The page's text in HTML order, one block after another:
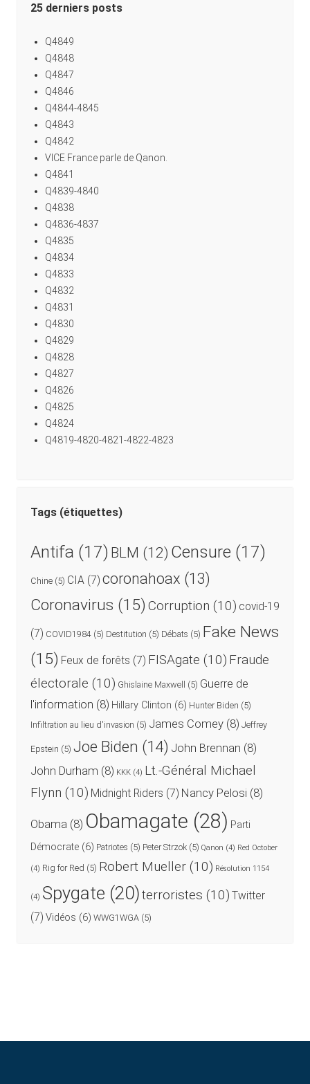
25 derniers posts
Q4849
Q4848
Q4847
Q4846
Q4844-4845
Q4843
Q4842
VICE France parle de Qanon.
Q4841
Q4839-4840
Q4838
Q4836-4837
Q4835
Q4834
Q4833
Q4832
Q4831
Q4830
Q4829
Q4828
Q4827
Q4826
Q4825
Q4824
Q4819-4820-4821-4822-4823
Tags (étiquettes)
Antifa (17) BLM (12) Censure (17)
Chine(5) CIA(7) coronahoax (13)
Coronavirus (15) Corruption (10) covid-19
(7) COVID1984(5) Destitution (5) Débats (5) Fake News
(15) Feux de forêts (7) FISAgate (10) Fraude
électorale (10) Ghislaine Maxwell (5) Guerre de
l'information (8) Hillary Clinton (6) Hunter Biden (5)
Infiltration au lieu d'invasion (5) James Comey(8) Jeffrey
Epstein (5) Joe Biden (14) John Brennan (8)
John Durham (8) KKK(4) Lt.-Général Michael
Flynn (10) Midnight Riders (7) Nancy Pelosi (8)
Obama (8) Obamagate (28) Parti
Démocrate(6) Patriotes (5) Peter Strzok(5) Qanon (4) Red October
(4) Rig for Red (5) Robert Mueller(10) Résolution 1154
(4) Spygate (20)terroristes (10) Twitter
(7) Vidéos (6) WWG1WGA(5)